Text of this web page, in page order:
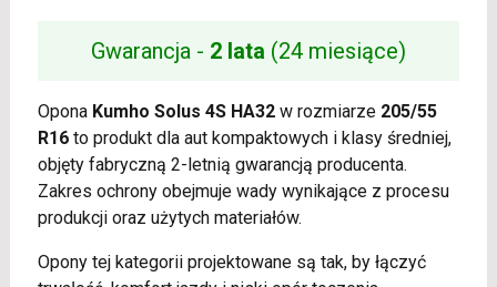
Gwarancja - 2 lata (24 miesiące)
Opona Kumho Solus 4S HA32w rozmiarze 205/55
R16to produkt dla aut kompaktowych i klasy średniej,
objęty fabryczną 2-letnią gwarancją producenta.
Zakres ochrony obejmuje wady wynikające z procesu
produkcji oraz użytych materiałów.
Opony tej kategorii projektowane są tak, by łączyć